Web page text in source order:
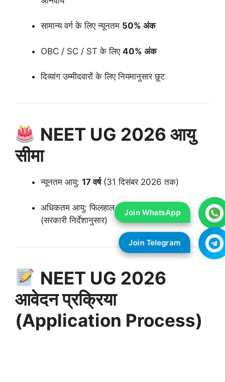
सामान्य वर्ग के लिए न्यूनतम 50% अंक
OBC / SC / ST के लिए 40% अंक
दिव्यांग उम्मीदवारों के लिए नियमानुसार छूट
NEET UG 2026 आयु
सीमा
न्यूनतम आयु: 17 वर्ष(31 दिसंबर 2026 तक)
अधिकतम आयु: फिलहाल कोई निश्चित सीमा नहीं
(सरकारी निर्देशानुसार)
NEET UG 2026
आवेदन प्रक्रिया
(Application Process)